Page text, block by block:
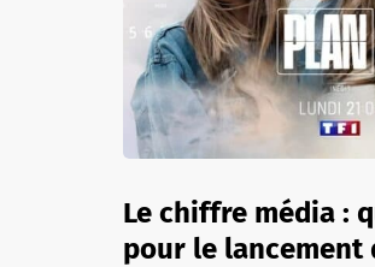
Le chiffre média :
pour le lancement